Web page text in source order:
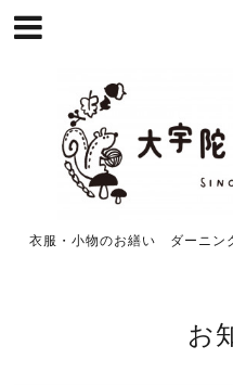
衣服・小物のお繕い ダーニン
お